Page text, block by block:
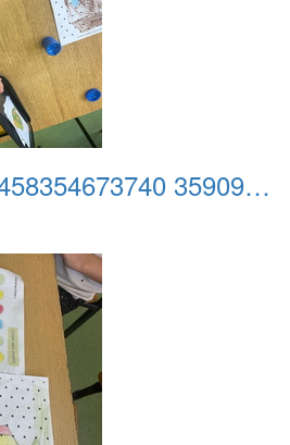
459864330 545458354673740 3590942353138684462 n